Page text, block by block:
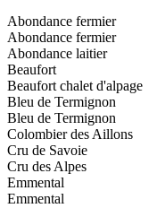
Abondance fermier
Abondance fermier
Abondance laitier
Beaufort
Beaufort chalet d'alpage
Bleu de Termignon
Bleu de Termignon
Colombier des Aillons
Cru de Savoie
Cru des Alpes
Emmental
Emmental